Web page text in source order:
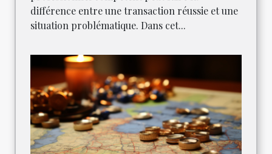
différence entre une transaction réussie et une
situation problématique. Dans cet...